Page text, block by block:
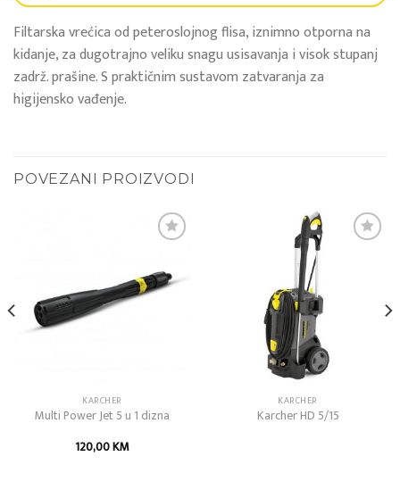
Filtarska vrećica od peteroslojnog flisa, iznimno otporna na
kidanje, za dugotrajno veliku snagu usisavanja i visok stupanj
zadrž. prašine. S praktičnim sustavom zatvaranja za
higijensko vađenje.
POVEZANI PROIZVODI
KARCHER
Multi Power Jet 5 u 1 dizna
120,00KM
KARCHER
Karcher HD 5/15